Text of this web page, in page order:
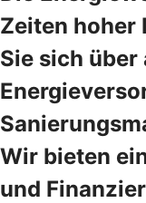
Zeiten hoher
Sie sich
Wir bieten
und